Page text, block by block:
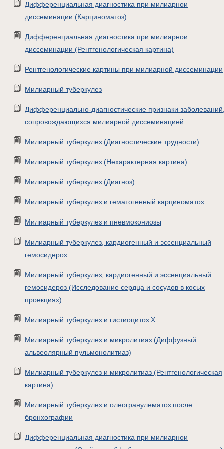
Дифференциальная диагностика при милиарнои
диссеминации (Карциноматоз)
Дифференциальная диагностика при милиарнои
диссеминации (Рентгенологическая картина)
Рентгенологические картины при милиарной диссеминации
Милиарный туберкулез
Дифференциально-диагностические признаки
сопровождающихся милиарной диссеминацией
Милиарный туберкулез (Диагностические трудности)
Милиарный туберкулез (Нехарактерная картина)
Милиарный туберкулез (Диагноз)
Милиарный туберкулез и гематогенный карциноматоз
Милиарный туберкулез и пневмокониозы
Милиарный туберкулез, кардиогенный и эссенциальный
гемосидероз
Милиарный туберкулез, кардиогенный и эссенциальный
гемосидероз (Исследование сердца и сосудов в косых
проекциях)
Милиарный туберкулез и гистиоцитоз X
Милиарный туберкулез и микролитиаз (Диффузный
альвеолярный пульмонолитиаз)
Милиарный туберкулез и микролитиаз (Рентгенологическая
картина)
Милиарный туберкулез и олеогранулематоз после
бронхографии
Дифференциальная диагностика при милиарнои